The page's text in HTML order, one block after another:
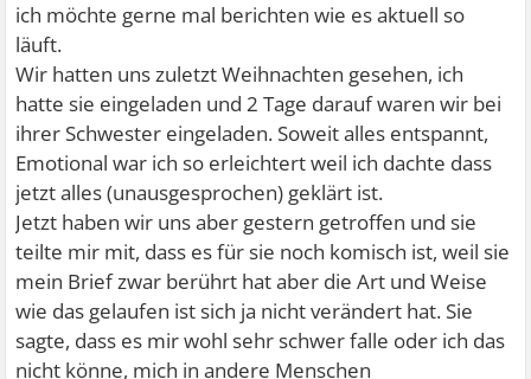
ich möchte gerne mal berichten wie es aktuell so
läuft.
Wir hatten uns zuletzt Weihnachten gesehen, ich
hatte sie eingeladen und 2 Tage darauf waren wir bei
ihrer Schwester eingeladen. Soweit alles entspannt,
Emotional war ich so erleichtert weil ich dachte dass
jetzt alles (unausgesprochen) geklärt ist.
Jetzt haben wir uns aber gestern getroffen und sie
teilte mir mit, dass es für sie noch komisch ist, weil sie
mein Brief zwar berührt hat aber die Art und Weise
wie das gelaufen ist sich ja nicht verändert hat. Sie
sagte, dass es mir wohl sehr schwer falle oder ich das
nicht könne, mich in andere Menschen